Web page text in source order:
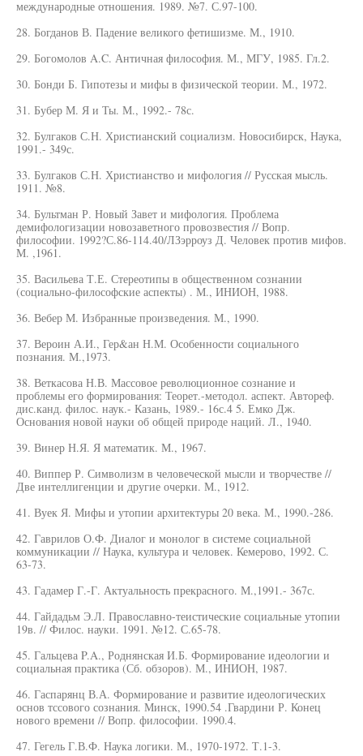
международные отношения. 1989. №7. С.97-100.
28. Богданов В. Падение великого фетишизме. М., 1910.
29. Богомолов A.C. Античная философия. М., МГУ, 1985. Гл.2.
30. Бонди Б. Гипотезы и мифы в физической теории. М., 1972.
31. Бубер М. Я и Ты. М., 1992.- 78с.
32. Булгаков С.Н. Христианский социализм. Новосибирск, Наука,
1991.- 349с.
33. Булгаков С.Н. Христианство и мифология // Русская мысль.
1911. №8.
34. Бультман Р. Новый Завет и мифология. Проблема
демифологизации новозаветного провозвестия // Вопр.
философии. 1992?С.86-114.40/ЛЗэрроуз Д. Человек против мифов.
М. ,1961.
35. Васильева Т.Е. Стереотипы в общественном сознании
(социально-философские аспекты) . М., ИНИОН, 1988.
36. Вебер М. Избранные произведения. М., 1990.
37. Вероин А.И., Гер&ан Н.М. Особенности социального
познания. М.,1973.
38. Веткасова Н.В. Массовое революционное сознание и
проблемы его формирования: Теорет.-методол. аспект. Автореф.
дис.канд. филос. наук.- Казань, 1989.- 16с.4 5. Емко Дж.
Основания новой науки об общей природе наций. Л., 1940.
39. Винер Н.Я. Я математик. М., 1967.
40. Виппер Р. Символизм в человеческой мысли и творчестве //
Две интеллигенции и другие очерки. М., 1912.
41. Вуек Я. Мифы и утопии архитектуры 20 века. М., 1990.-286.
42. Гаврилов О.Ф. Диалог и монолог в системе социальной
коммуникации // Наука, культура и человек. Кемерово, 1992. С.
63-73.
43. Гадамер Г.-Г. Актуальность прекрасного. М.,1991.- 367с.
44. Гайдадьм Э.Л. Православно-теистические социальные утопии
19в. // Филос. науки. 1991. №12. С.65-78.
45. Гальцева P.A., Роднянская И.Б. Формирование идеологии и
социальная практика (Сб. обзоров). М., ИНИОН, 1987.
46. Гаспарянц В.А. Формирование и развитие идеологических
основ тссового сознания. Минск, 1990.54 .Гвардини Р. Конец
нового времени // Вопр. философии. 1990.4.
47. Гегель Г.В.Ф. Наука логики. М., 1970-1972. Т.1-3.